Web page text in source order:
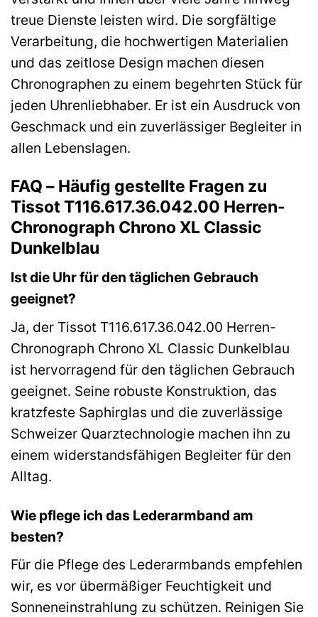
treue Dienste leisten wird. Die sorgfältige
Verarbeitung, die hochwertigen Materialien
und das zeitlose Design machen diesen
Chronographen zu einem begehrten Stück für
jeden Uhrenliebhaber. Er ist ein Ausdruck von
Geschmack und ein zuverlässiger Begleiter in
allen Lebenslagen.
FAQ – Häufig gestellte Fragen zu
Tissot T116.617.36.042.00 Herren-
Chronograph Chrono XL Classic
Dunkelblau
Ist die Uhr für den täglichen Gebrauch
geeignet?
Ja, der Tissot T116.617.36.042.00 Herren-
Chronograph Chrono XL Classic Dunkelblau
ist hervorragend für den täglichen Gebrauch
geeignet. Seine robuste Konstruktion, das
kratzfeste Saphirglas und die zuverlässige
Schweizer Quarztechnologie machen ihn zu
einem widerstandsfähigen Begleiter für den
Alltag.
Wie pflege ich das Lederarmband am
besten?
Für die Pflege des Lederarmbands empfehlen
wir, es vor übermäßiger Feuchtigkeit und
Sonneneinstrahlung zu schützen. Reinigen Sie